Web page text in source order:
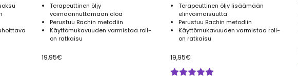
Terapeuttinen öljy
voimaannuttamaan oloa
Perustuu Bachin metodiin
Käyttömukavuuden varmistaa roll-
on ratkaisu
19,95€
Terapeuttinen öljy lisäämään
elinvoimaisuutta
Perustuu Bachin metodiin
Käyttömukavuuden varmistaa roll-
on ratkaisu
19,95€